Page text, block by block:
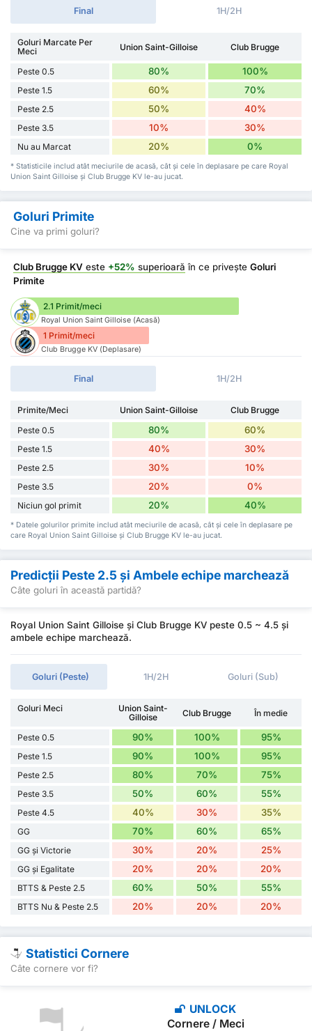
Final 1H/2H
Goluri Marcate Per
Meci
Union Saint-Gilloise Club Brugge
Peste 0.5 80% 100%
Peste 1.5 60% 70%
Peste 2.5 50% 40%
Peste 3.5 10% 30%
Nu au Marcat 20% 0%
* Statisticile includ atât meciurile de acasă, cât și cele în deplasare pe care Royal
Union Saint Gilloise și Club Brugge KV le-au jucat.
Goluri Primite
Cine va primi goluri?
Club Brugge KV este +52% superioară în ce privește Goluri
Primite
2.1 Primit/meci
Royal Union Saint Gilloise (Acasă)
1 Primit/meci
Club Brugge KV (Deplasare)
Final 1H/2H
Primite/Meci Union Saint-Gilloise
Club Brugge
Peste 0.5
80% 60%
Peste 1.5 40% 30%
Peste 2.5 30% 10%
Peste 3.5 20% 0%
Niciun gol primit 20% 40%
* Datele golurilor primite includ atât meciurile de acasă, cât și cele în deplasare pe
care Royal Union Saint Gilloise și Club Brugge KV le-au jucat.
Predicții Peste 2.5 și Ambele echipe marchează
Câte goluri în această partidă?
Royal Union Saint Gilloise și Club Brugge KV peste 0.5 ~ 4.5 și
ambele echipe marchează.
Goluri (Peste) 1H/2H Goluri (Sub)
Goluri Meci
Union Saint-
Gilloise
Club Brugge În medie
Peste 0.5 90% 100% 95%
Peste 1.5 90% 100% 95%
Peste 2.5 80% 70% 75%
Peste 3.5 50% 60% 55%
Peste 4.5 40% 30% 35%
GG 70% 60% 65%
GG și Victorie 30% 20% 25%
GG și Egalitate 20% 20% 20%
BTTS & Peste 2.5 60% 50% 55%
BTTS Nu & Peste 2.5 20% 20% 20%
Statistici Cornere
Câte cornere vor fi?
UNLOCK
Cornere / Meci